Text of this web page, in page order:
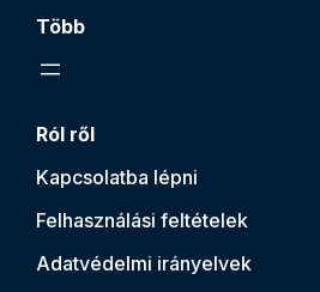
Több
Ról ről
Kapcsolatba lépni
Felhasználási feltételek
Adatvédelmi irányelvek